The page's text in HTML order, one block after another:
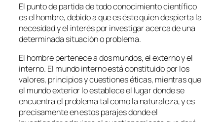
El punto de partida de todo conocimiento científico
es el hombre, debido a que es éste quien despierta la
necesidad y el interés por investigar acerca de una
determinada situación o problema.
El hombre pertenece a dos mundos, el externo y el
interno. El mundo interno está constituido por los
valores, principios y cuestiones éticas, mientras que
el mundo exterior lo establece el lugar donde se
encuentra el problema tal como la naturaleza, y es
precisamente en estos parajes donde el